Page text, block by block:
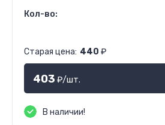
Кол-во:
Старая цена: 440 ₽
403 ₽/шт.
В наличии!